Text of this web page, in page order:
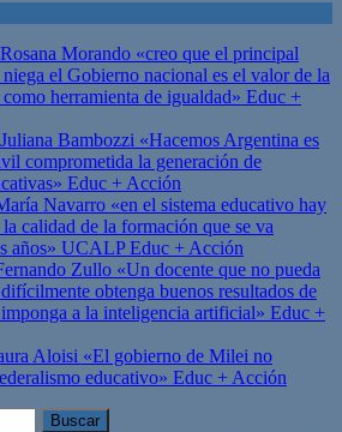
Rosana Morando «creo que el principal
el Gobierno nacional es el valor de la
herramienta de igualdad» Educ +
Juliana Bambozzi «Hacemos Argentina es
comprometida la generación de
Educ + Acción
Navarro «en el sistema educativo hay
calidad de la formación que se va
años» UCALPEduc + Acción
Zullo «Un docente que no pueda
obtenga buenos resultados de
a la inteligencia artificial» Educ +
Aloisi «El gobierno de Milei no
educativo» Educ + Acción